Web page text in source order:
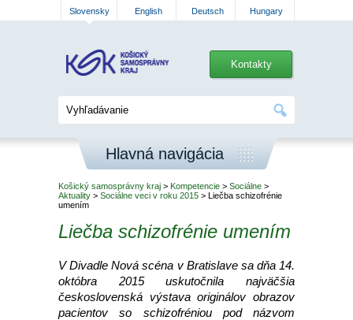
Slovensky English Deutsch Hungary
Kontakty
Hlavná navigácia
Košický samosprávny kraj > Kompetencie > Sociálne >
Aktuality > Sociálne veci v roku 2015 > Liečba schizofrénie
umením
Liečba schizofrénie umením
V Divadle Nová scéna v Bratislave sa dňa 14.
októbra 2015 uskutočnila najväčšia
československá výstava originálov obrazov
pacientov so schizofréniou pod názvom